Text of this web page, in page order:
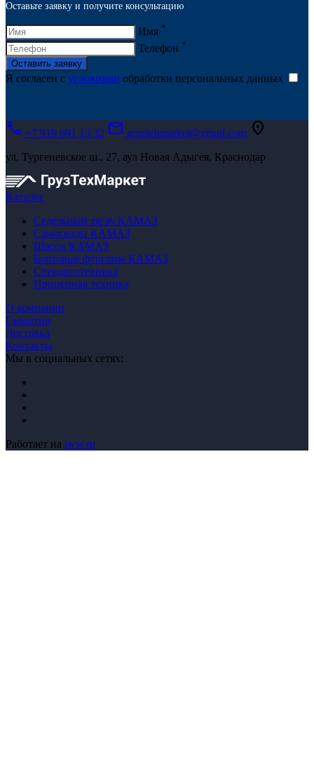
Оставьте заявку и получите консультацию
Имя *
Телефон *
Оставить заявку
Я согласен с условиями обработки персональных данных
call +7 919 691 13 32 mail gruztehmarket@gmail.com location_on
ул. Тургеневское ш., 27, аул Новая Адыгея, Краснодар
Каталог
Седельный тягач КАМАЗ
Самосвалы КАМАЗ
Шасси КАМАЗ
Бортовые фургоны КАМАЗ
Спецавтотехника
Прицепная техника
О компании
Гарантии
Доставка
Контакты
Мы в социальных сетях:
Работает на iww.ru